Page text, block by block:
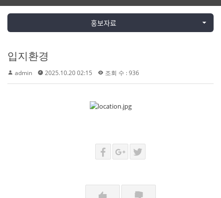
홍보자료
입지환경
admin 2025.10.20 02:15 조회 수 : 936